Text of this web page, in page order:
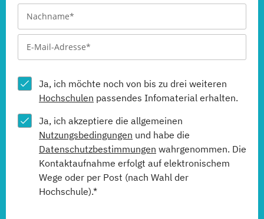
Ja, ich möchte noch von bis zu drei weiteren
Hochschulen passendes Infomaterial erhalten.
Ja, ich akzeptiere die allgemeinen
Nutzungsbedingungen und habe die
Datenschutzbestimmungen wahrgenommen. Die
Kontaktaufnahme erfolgt auf elektronischem
Wege oder per Post (nach Wahl der
Hochschule).*